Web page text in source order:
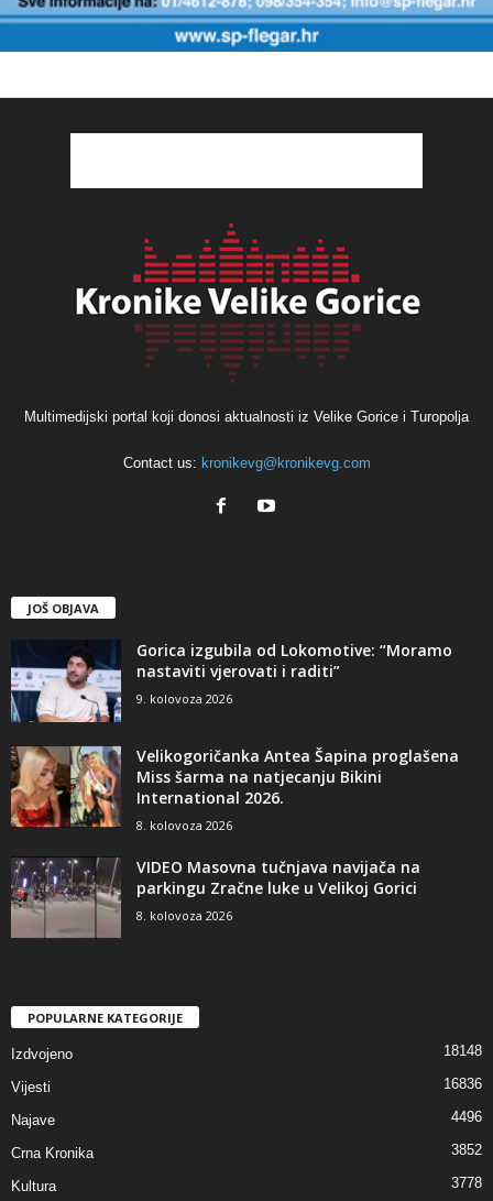
Multimedijski portal koji donosi aktualnosti iz Velike Gorice i Turopolja
Contact us: kronikevg@kronikevg.com
JOŠ OBJAVA
Gorica izgubila od Lokomotive: “Moramo
nastaviti vjerovati i raditi”
9. kolovoza 2026
Velikogoričanka Antea Šapina proglašena
Miss šarma na natjecanju Bikini
International 2026.
8. kolovoza 2026
VIDEO Masovna tučnjava navijača na
parkingu Zračne luke u Velikoj Gorici
8. kolovoza 2026
POPULARNE KATEGORIJE
Izdvojeno 18148
Vijesti 16836
Najave 4496
Crna Kronika 3852
Kultura 3778